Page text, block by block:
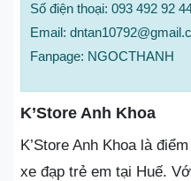
Số điện thoại: 093 492 92
Email:
Fanpage: NGOCTHANH
K’Store Anh Khoa
K’Store Anh Khoa là
xe đạp trẻ em tại Huế.